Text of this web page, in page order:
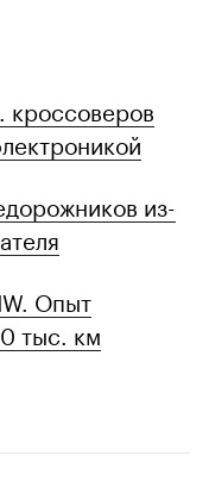
кроссоверов
из-
Опыт
тыс. км